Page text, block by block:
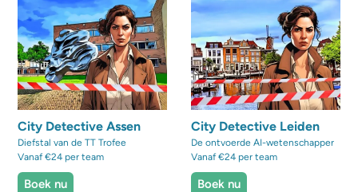
City Detective Assen
Diefstal van de TT Trofee
Vanaf €24 per team
Boek nu
City Detective Leiden
De ontvoerde AI-wetenschapper
Vanaf €24 per team
Boek nu